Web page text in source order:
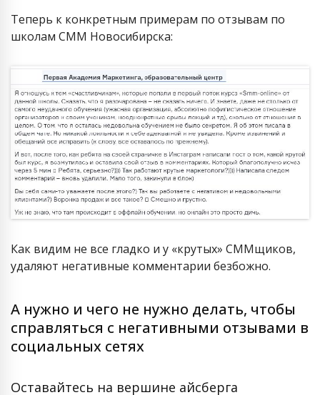
Теперь к конкретным примерам по отзывам по
школам СММ Новосибирска:
Как видим не все гладко и у «крутых» СММщиков,
удаляют негативные комментарии безбожно.
А нужно и чего не нужно делать, чтобы
справляться с негативными отзывами в
социальных сетях
Оставайтесь на вершине айсберга